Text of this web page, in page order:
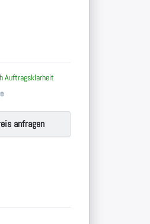
Auftragsklarheit
anfragen